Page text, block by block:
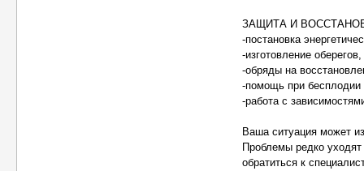
ЗАЩИТА И
-постановка
-изготовление
-обряды на
-помощь при бесплодии
-работа с
Ваша ситуация может
Проблемы редко
обратиться к